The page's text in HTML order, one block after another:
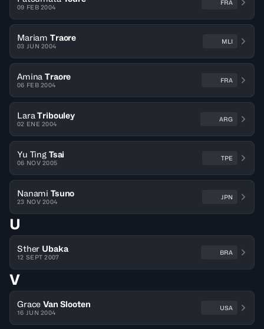
09 FEB 2004
FRA
Mariam Traore
03 JUN 2004
MLI
Amina Traore
06 FEB 2004
FRA
Lara Tribouley
02 ENE 2004
ARG
Yu Ting Tsai
06 NOV 2005
TPE
Nanami Tsuno
23 NOV 2004
JPN
U
Sther Ubaka
12 SEPT 2007
BRA
V
Grace Van Slooten
16 JUN 2004
USA